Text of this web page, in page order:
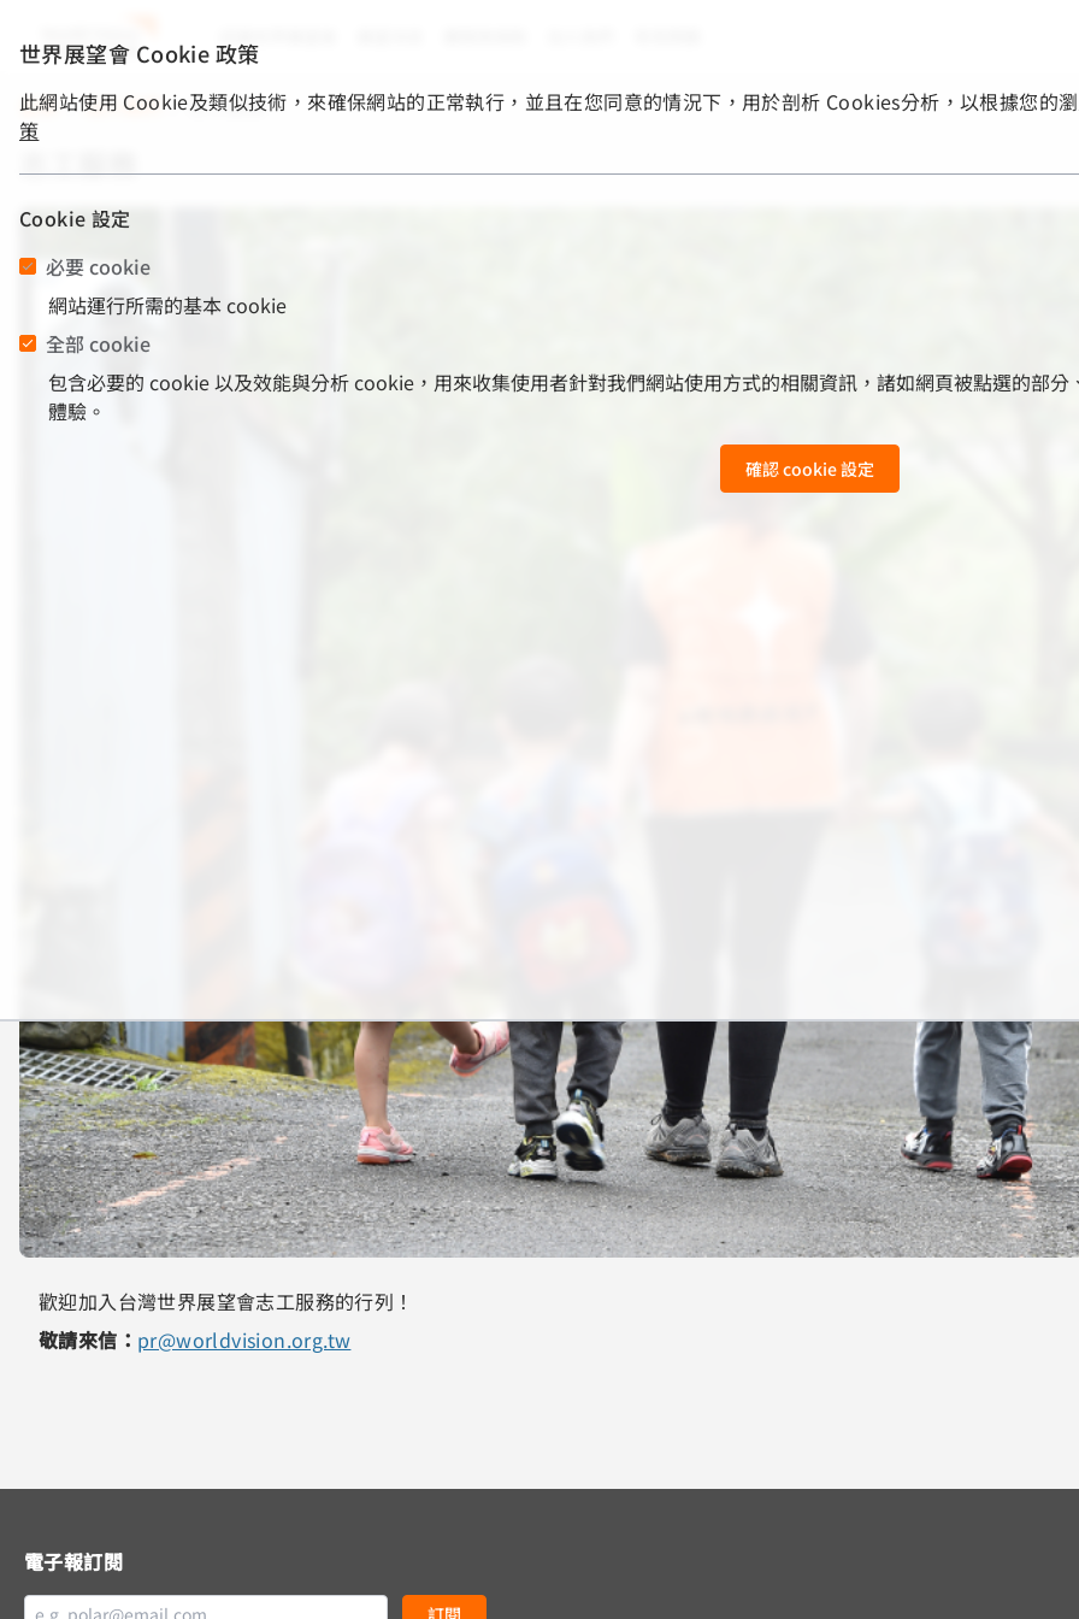
首頁/ 加入我們/ 志工服務
志工服務
歡迎加入台灣世界展望會志工服務的行列！
敬請來信： pr@worldvision.org.tw
電子報訂閱
訂閱
世界展望會 Cookie 政策
此網站使用 Cookie及類似技術，來確保網站的正常執行，並且在您同意的情況下，用於剖析 Cookies分析，以根據您的
策
Cookie 設定
必要 cookie
網站運行所需的基本 cookie
全部 cookie
包含必要的 cookie 以及效能與分析 cookie，用來收集使用者針對我們網站使用方式的相關資訊，諸如網頁被點選的部
體驗。
確認 cookie 設定